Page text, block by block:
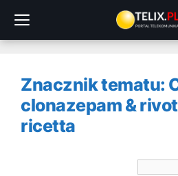
treści
Znacznik tematu:
clonazepam &
ricetta